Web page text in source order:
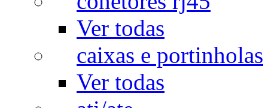
Ver todas
caixas e portinholas
Ver todas